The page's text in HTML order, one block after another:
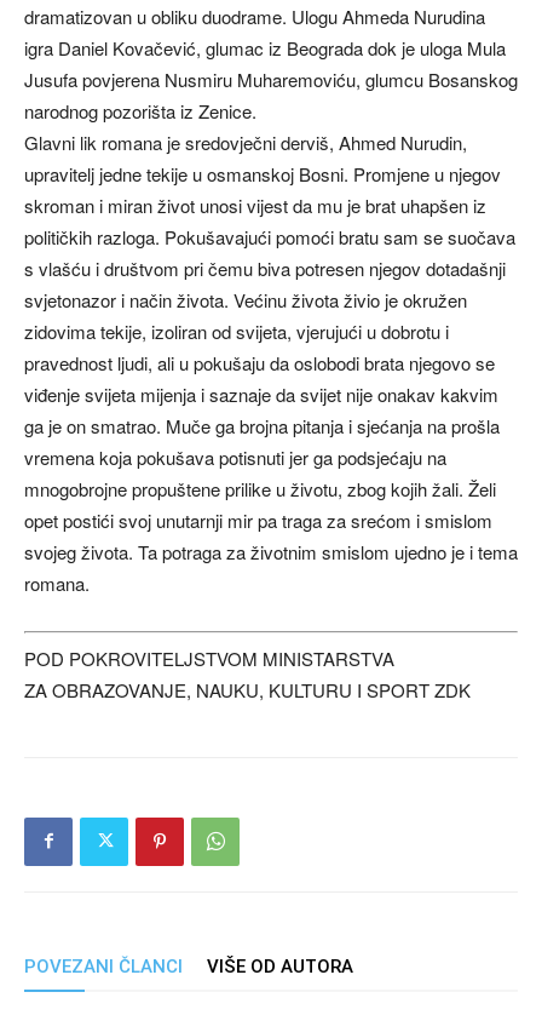
dramatizovan u obliku duodrame. Ulogu Ahmeda Nurudina
igra Daniel Kovačević, glumac iz Beograda dok je uloga Mula
Jusufa povjerena Nusmiru Muharemoviću, glumcu Bosanskog
narodnog pozorišta iz Zenice.
Glavni lik romana je sredovječni derviš, Ahmed Nurudin,
upravitelj jedne tekije u osmanskoj Bosni. Promjene u njegov
skroman i miran život unosi vijest da mu je brat uhapšen iz
političkih razloga. Pokušavajući pomoći bratu sam se suočava
s vlašću i društvom pri čemu biva potresen njegov dotadašnji
svjetonazor i način života. Većinu života živio je okružen
zidovima tekije, izoliran od svijeta, vjerujući u dobrotu i
pravednost ljudi, ali u pokušaju da oslobodi brata njegovo se
viđenje svijeta mijenja i saznaje da svijet nije onakav kakvim
ga je on smatrao. Muče ga brojna pitanja i sjećanja na prošla
vremena koja pokušava potisnuti jer ga podsjećaju na
mnogobrojne propuštene prilike u životu, zbog kojih žali. Želi
opet postići svoj unutarnji mir pa traga za srećom i smislom
svojeg života. Ta potraga za životnim smislom ujedno je i tema
romana.
POD POKROVITELJSTVOM MINISTARSTVA
ZA OBRAZOVANJE, NAUKU, KULTURU I SPORT ZDK
POVEZANI ČLANCI VIŠE OD AUTORA